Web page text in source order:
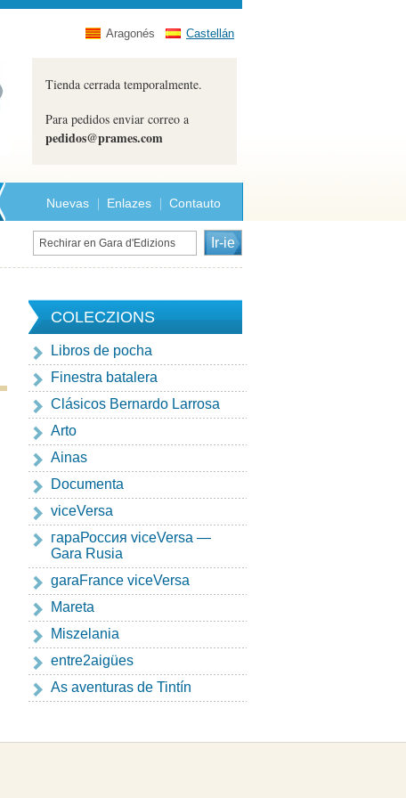
Aragonés Castellán
Tienda cerrada temporalmente.
Para pedidos enviar correo a
pedidos@prames.com
Nuevas Enlazes Contauto
COLECZIONS
Libros de pocha
Finestra batalera
Clásicos Bernardo Larrosa
Arto
Ainas
Documenta
viceVersa
гapaРоссия viceVersa —
Gara Rusia
garaFrance viceVersa
Mareta
Miszelania
entre2aigües
As aventuras de Tintín